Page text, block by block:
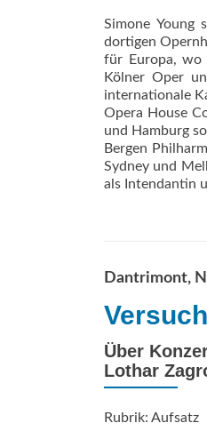
Simone Young
dortigen
für Europa, wo
Kölner Oper
internationale
Opera House
und Hamburg
Bergen
Sydney und
als Intendantin
Dantrimont,
Über
Lothar
Rubrik: Aufsatz